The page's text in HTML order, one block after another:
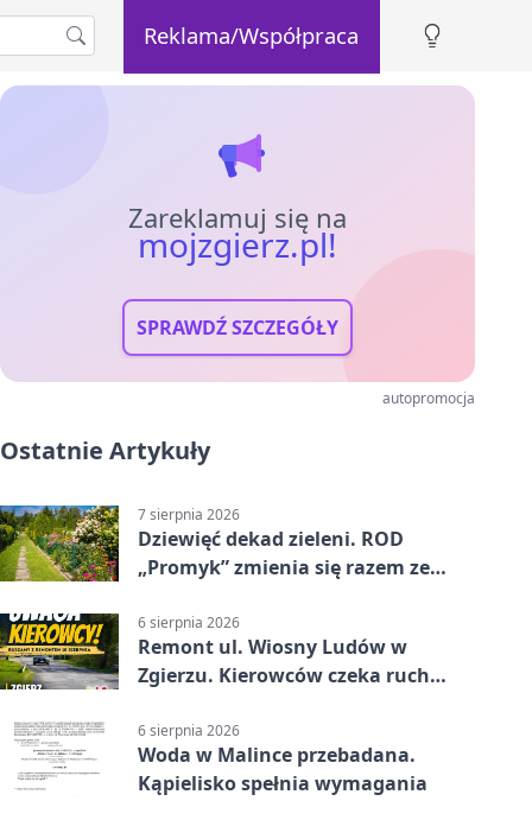
Reklama/Współpraca
Zareklamuj się na
mojzgierz.pl!
SPRAWDŹ SZCZEGÓŁY
autopromocja
Ostatnie Artykuły
7 sierpnia 2026
Dziewięć dekad zieleni. ROD
„Promyk” zmienia się razem ze
6 sierpnia 2026
Remont ul. Wiosny Ludów w
Zgierzu. Kierowców czeka ruch
6 sierpnia 2026
Woda w Malince przebadana.
Kąpielisko spełnia wymagania